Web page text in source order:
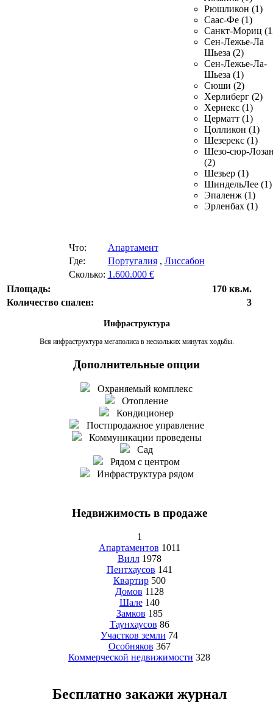
Рюшликон (1)
Саас-Фе (1)
Санкт-Мориц
Сен-Лежье-Ла
Шьеза (2)
Сен-Лежье-Ла-
Шьеза (1)
Сюши (2)
Херлиберг (2)
Хернекс (1)
Церматт (1)
Цолликон (1)
Шезерекс (1)
Шезо-сюр-
(2)
Шезьер (1)
ШиндельЛее (1)
Эпаленж (1)
Эрленбах (1)
Что:
Апартамент
Где:
Португалия, Лиссабон
Сколько: 1.600.000 €
Площадь:
170 кв.м.
Количество спален:
3
Инфраструктура
Вся инфраструктура мегаполиса в нескольких минутах ходьбы.
Дополнительные опции
Охраняемый комплекс
Отопление
Кондиционер
Постпродажное управление
Коммуникации проведены
Сад
Рядом с центром
Инфраструктура рядом
Недвижимость в продаже
1
Апартаментов 1011
Вилл 1978
Пентхаусов 141
Квартир 500
Домов 1128
Шале 140
Замков 185
Таунхаусов 86
Участков земли 74
Особняков 367
Коммерческой недвижимости 328
Бесплатно закажи журнал